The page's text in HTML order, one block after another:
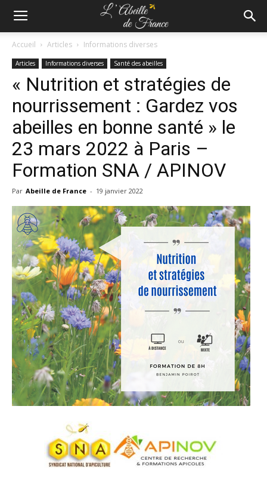
Accueil Articles Informations diverses
Articles Informations diverses Santé des abeilles
« Nutrition et stratégies de
nourrissement : Gardez vos
abeilles en bonne santé » le
23 mars 2022 à Paris –
Formation SNA / APINOV
Par Abeille de France - 19 janvier 2022